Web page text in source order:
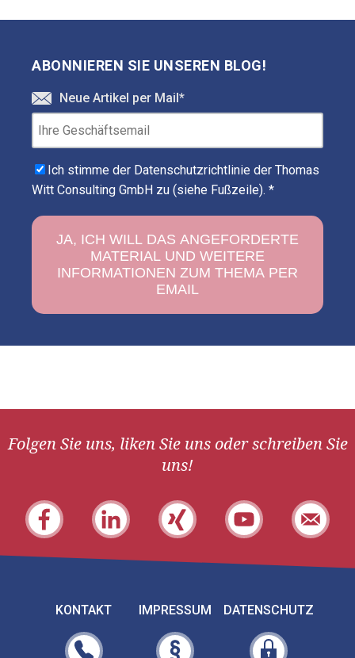
ABONNIEREN SIE UNSEREN BLOG!
Neue Artikel per Mail*
Ich stimme der Datenschutzrichtlinie der Thomas
Witt Consulting GmbH zu (siehe Fußzeile). *
Folgen Sie uns, liken Sie uns oder schreiben Sie
uns!
KONTAKT IMPRESSUM DATENSCHUTZ